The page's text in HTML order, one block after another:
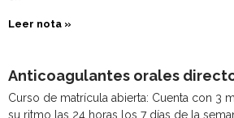
Leer nota »
Anticoagulantes orales
Curso de matrícula abierta: Cuenta con 3
su ritmo las 24 horas los 7 días de la